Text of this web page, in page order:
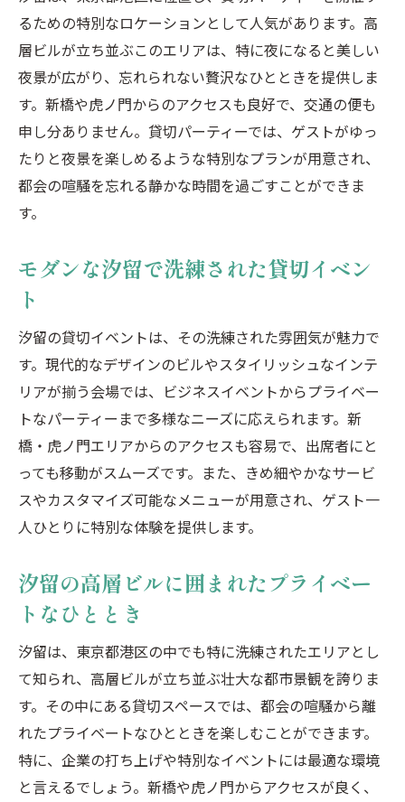
るための特別なロケーションとして人気があります。高
層ビルが立ち並ぶこのエリアは、特に夜になると美しい
夜景が広がり、忘れられない贅沢なひとときを提供しま
す。新橋や虎ノ門からのアクセスも良好で、交通の便も
申し分ありません。貸切パーティーでは、ゲストがゆっ
たりと夜景を楽しめるような特別なプランが用意され、
都会の喧騒を忘れる静かな時間を過ごすことができま
す。
モダンな汐留で洗練された貸切イベン
ト
汐留の貸切イベントは、その洗練された雰囲気が魅力で
す。現代的なデザインのビルやスタイリッシュなインテ
リアが揃う会場では、ビジネスイベントからプライベー
トなパーティーまで多様なニーズに応えられます。新
橋・虎ノ門エリアからのアクセスも容易で、出席者にと
っても移動がスムーズです。また、きめ細やかなサービ
スやカスタマイズ可能なメニューが用意され、ゲスト一
人ひとりに特別な体験を提供します。
汐留の高層ビルに囲まれたプライベー
トなひととき
汐留は、東京都港区の中でも特に洗練されたエリアとし
て知られ、高層ビルが立ち並ぶ壮大な都市景観を誇りま
す。その中にある貸切スペースでは、都会の喧騒から離
れたプライベートなひとときを楽しむことができます。
特に、企業の打ち上げや特別なイベントには最適な環境
と言えるでしょう。新橋や虎ノ門からアクセスが良く、